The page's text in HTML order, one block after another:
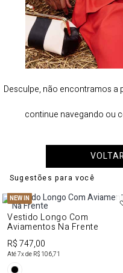
Desculpe, não encontramos
continue navegando ou
Sugestões para você
NEW IN
Vestido Longo Com
Aviamentos Na Frente
R$ 747,00
Até7x de R$ 106,71